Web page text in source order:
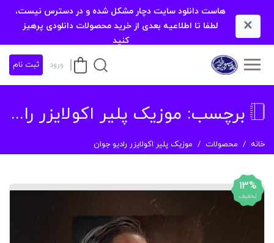
×
هاست دانلود سایت دچار مشکل شده و در دسترس نیست،
لطفا تا اطلاعیه بعدی از خرید محصولات دانلودی پرهیز
کنید
ورود ثبت نام
برچسب: موزیک پلیر اکولایزر رادیو جوان
خانه محصولات موزیک پلیر اکولایزر رادیو جوان
13%
تخفیف